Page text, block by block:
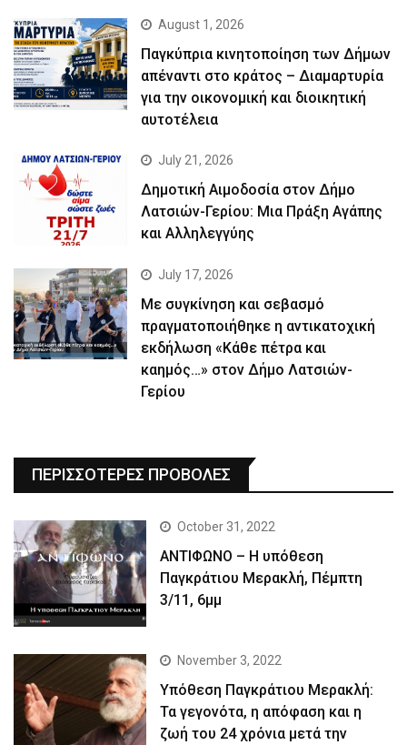
August 1, 2026
Παγκύπρια κινητοποίηση των Δήμων
απέναντι στο κράτος – Διαμαρτυρία
για την οικονομική και διοικητική
αυτοτέλεια
July 21, 2026
Δημοτική Αιμοδοσία στον Δήμο
Λατσιών-Γερίου: Μια Πράξη Αγάπης
και Αλληλεγγύης
July 17, 2026
Με συγκίνηση και σεβασμό
πραγματοποιήθηκε η αντικατοχική
εκδήλωση «Κάθε πέτρα και
καημός…» στον Δήμο Λατσιών-
Γερίου
ΠΕΡΙΣΣΟΤΕΡΕΣ ΠΡΟΒΟΛΕΣ
October 31, 2022
ΑΝΤΙΦΩΝΟ – Η υπόθεση
Παγκράτιου Μερακλή, Πέμπτη
3/11, 6μμ
November 3, 2022
Yπόθεση Παγκράτιου Μερακλή:
Τα γεγονότα, η απόφαση και η
ζωή του 24 χρόνια μετά την